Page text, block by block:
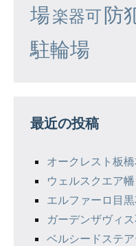
場楽器可防
駐輪場
最近の投稿
オークレスト板
ウェルスクエア
エルファーロ目
ガーデンザヴィ
ベルシードステ